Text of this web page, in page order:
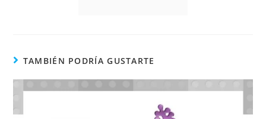
TAMBIÉN PODRÍA GUSTARTE